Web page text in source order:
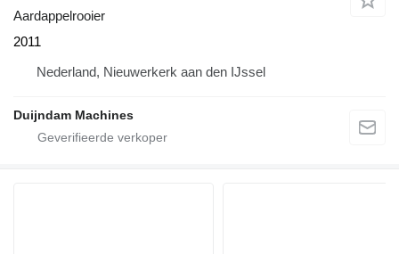
Aardappelrooier
2011
Nederland, Nieuwerkerk aan den IJssel
Duijndam Machines